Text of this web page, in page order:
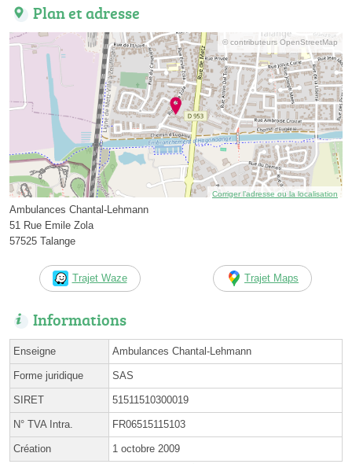
Plan et adresse
© contributeurs OpenStreetMap
Corriger l’adresse ou la localisation
Ambulances Chantal-Lehmann
51 Rue Emile Zola
57525 Talange
Trajet Waze Trajet Maps
Informations
Enseigne Ambulances Chantal-Lehmann
Forme juridique SAS
SIRET 51511510300019
N° TVA Intra. FR06515115103
Création 1 octobre 2009